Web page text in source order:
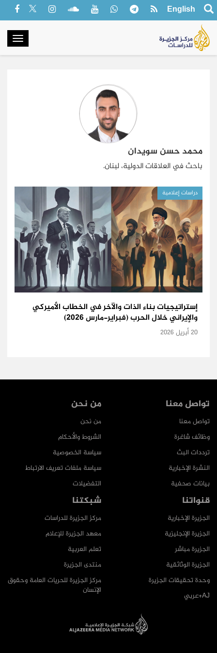
English
محمد حسن سويدان
باحث في العلاقات الدولية، لبنان.
دراسات إعلامية
إستراتيجيات بناء الذات والآخر في الخطاب الأميركي
والإيراني خلال الحرب (فبراير-مارس 2026)
20 أبريل 2026
من نحن
من نحن
الشروط والأحكام
سياسة الخصوصية
سياسة ملفات تعريف الارتباط
التفضيلات
تواصل معنا
تواصل معنا
وظائف شاغرة
ترددات البث
النشرة الإخبارية
بيانات صحفية
شبكتنا
مركز الجزيرة للدراسات
معهد الجزيرة للإعلام
تعلم العربية
منتدى الجزيرة
مركز الجزيرة للحريات العامة وحقوق
الإنسان
قنواتنا
الجزيرة الإخبارية
الجزيرة الإنجليزية
الجزيرة مباشر
الجزيرة الوثائقية
وحدة تحقيقات الجزيرة
AJ+عربي